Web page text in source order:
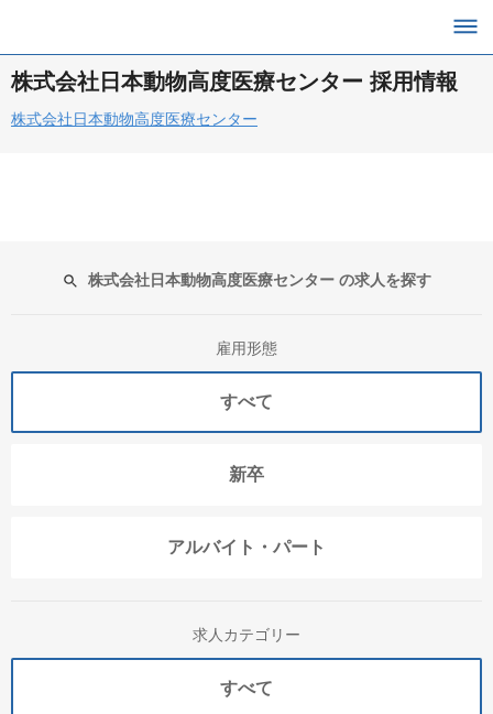
株式会社日本動物高度医療センター 採用情報
株式会社日本動物高度医療センター
株式会社日本動物高度医療センター の求人を探す
雇用形態
すべて
新卒
アルバイト・パート
求人カテゴリー
すべて